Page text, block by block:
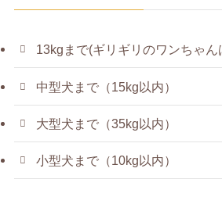
13kgまで(ギリギリのワンちゃ
中型犬まで（15kg以内）
大型犬まで（35kg以内）
小型犬まで（10kg以内）